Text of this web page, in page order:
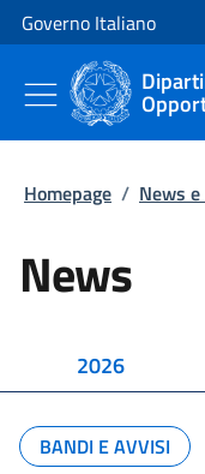
Vai al contenuto
Vai alla navigazione del
Governo Italiano
Homepage / News
News
2026
BANDI E AVVISI